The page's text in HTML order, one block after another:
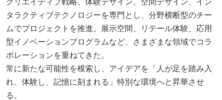
タラクティブテクノロジーを専門とし、分野横断型のチー
ムでプロジェクトを推進。展示空間、リテール体験、応用
型イノベーションプログラムなど、さまざまな領域でコラ
ボレーションを重ねてきた。
常に新たな可能性を模索し、アイデアを「人が足を踏み入
れ、体験し、記憶に刻まれる」特別な環境へと昇華させ
る。